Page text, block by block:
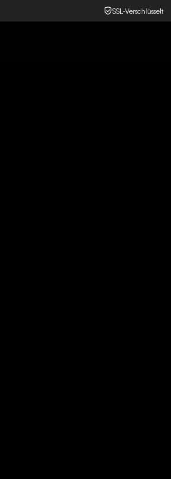
SSL-Verschlüsselt